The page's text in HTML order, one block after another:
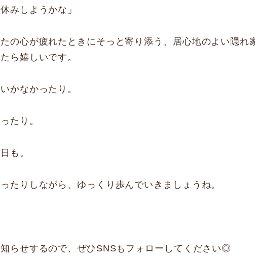
みしようかな」
の心が疲れたときにそっと寄り添う、居心地のよい隠れ
ら嬉しいです。
かなかったり。
たり。
も。
たりしながら、ゆっくり歩んでいきましょうね。
らせするので、ぜひSNSもフォローしてください◎